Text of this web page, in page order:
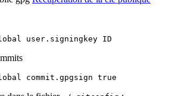
user.signingkey ID
commit.gpgsign true